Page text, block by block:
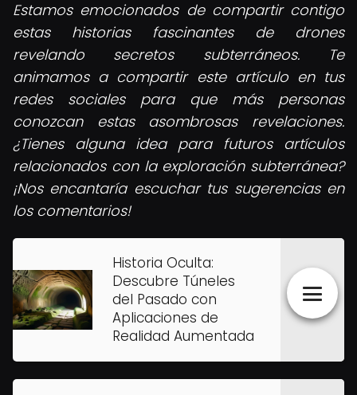
Estamos emocionados de compartir contigo
estas historias fascinantes de drones
revelando secretos subterráneos. Te
animamos a compartir este artículo en tus
redes sociales para que más personas
conozcan estas asombrosas revelaciones.
¿Tienes alguna idea para futuros artículos
relacionados con la exploración subterránea?
¡Nos encantaría escuchar tus sugerencias en
los comentarios!
Historia Oculta:
Descubre Túneles
del Pasado con
Aplicaciones de
Realidad Aumentada